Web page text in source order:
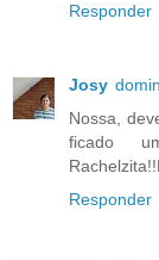
Responder
Josy
Nossa,
ficado
Responder